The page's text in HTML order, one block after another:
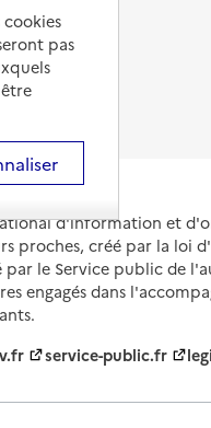
EHPAD
en EHPAD
d'information et
proches, créé par la loi
par le Service public de
engagés dans
service-public.fr
pas